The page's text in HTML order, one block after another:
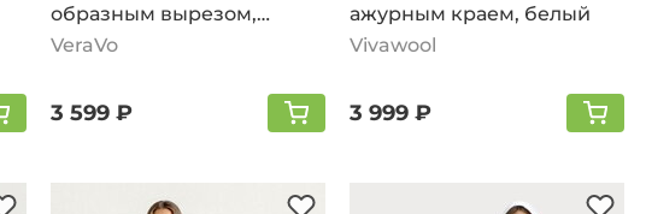
образным вырезом,
белый
VeraVo
3 599 ₽
ажурным краем, белый
Vivawool
3 999 ₽